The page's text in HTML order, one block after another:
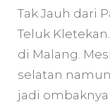
Tak Jauh dari
Teluk
di Malang.
selatan
jadi